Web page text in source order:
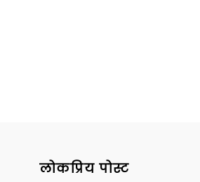
लोकप्रिय पोस्ट